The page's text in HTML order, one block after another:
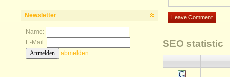
Newsletter
Name:
E-Mail:
abmelden
SEO statistic